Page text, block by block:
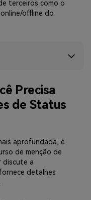
terceiros como o
offline do
Precisa
de Status
aprofundada, é
de menção de
discute a
detalhes